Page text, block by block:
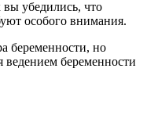
вы убедились, что
особого внимания.
беременности, но
ведением беременности